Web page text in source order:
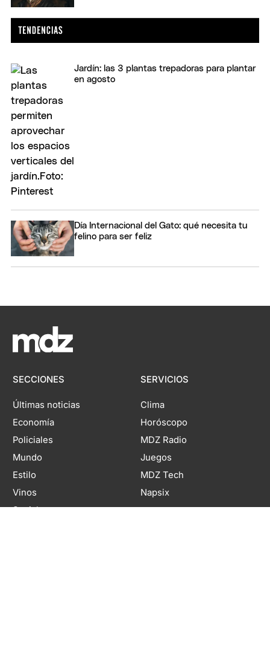
Jardín: las 3 plantas trepadoras para plantar
en agosto
Día Internacional del Gato: qué necesita tu
felino para ser feliz
SECCIONES
Últimas noticias
Economía
Policiales
Mundo
Estilo
Vinos
Sociales
SERVICIOS
Clima
Horóscopo
MDZ Radio
Juegos
MDZ Tech
Napsix